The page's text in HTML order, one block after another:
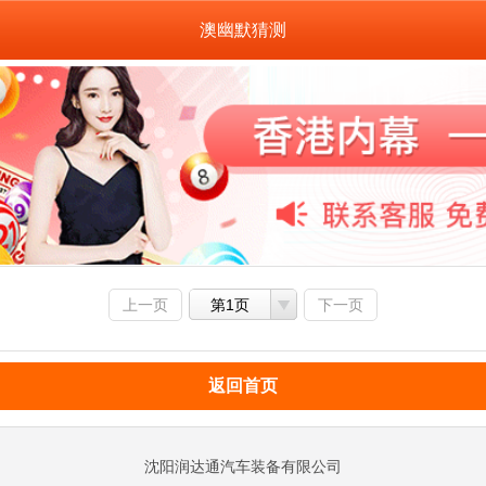
澳幽默猜测
上一页 第1页 下一页
返回首页
沈阳润达通汽车装备有限公司